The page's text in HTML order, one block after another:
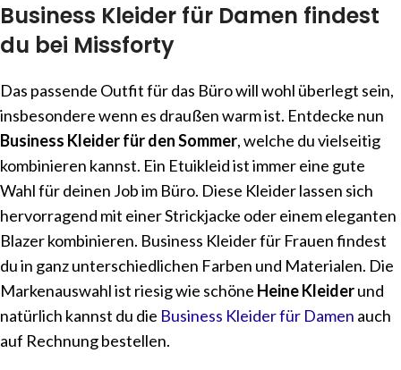
Business Kleider für Damen findest
du bei Missforty
Das passende Outfit für das Büro will wohl überlegt sein,
insbesondere wenn es draußen warm ist. Entdecke nun
Business Kleider für den Sommer, welche du vielseitig
kombinieren kannst. Ein Etuikleid ist immer eine gute
Wahl für deinen Job im Büro. Diese Kleider lassen sich
hervorragend mit einer Strickjacke oder einem eleganten
Blazer kombinieren. Business Kleider für Frauen findest
du in ganz unterschiedlichen Farben und Materialen. Die
Markenauswahl ist riesig wie schöne Heine Kleiderund
natürlich kannst du die Business Kleider für Damen auch
auf Rechnung bestellen.